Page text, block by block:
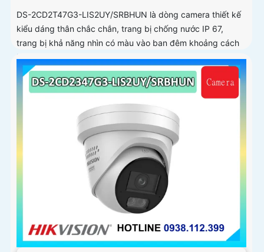
DS-2CD2T47G3-LIS2UY/SRBHUN là dòng camera thiết kế
kiểu dáng thân chắc chắn, trang bị chống nước IP 67,
trang bị khả năng nhìn có màu vào ban đêm khoảng cách
lên đến 60m, phát hiện chuyển động và phân biệt được
người và phương tiện, ống kính 4